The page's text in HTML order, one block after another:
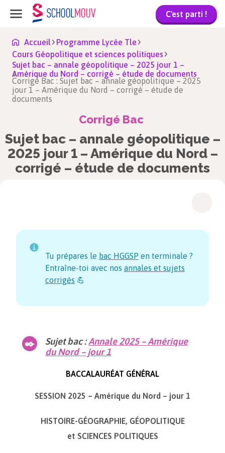
C'est parti !
Accueil
Programme Lycée Tle
Cours Géopolitique et sciences politiques
Sujet bac – annale géopolitique – 2025 jour 1 –
Amérique du Nord – corrigé – étude de documents
Corrigé Bac : Sujet bac – annale géopolitique – 2025
jour 1 – Amérique du Nord – corrigé – étude de
documents
Corrigé Bac
Sujet bac – annale géopolitique –
2025 jour 1 – Amérique du Nord –
corrigé – étude de documents
Tu prépares le bac HGGSP en terminale ?
Entraîne-toi avec nos annales et sujets
corrigés 💪
Sujet bac :Annale 2025 – Amérique
du Nord – jour 1
BACCALAURÉAT GÉNÉRAL
SESSION 2025 – Amérique du Nord – jour 1
HISTOIRE-GÉOGRAPHIE, GÉOPOLITIQUE
et SCIENCES POLITIQUES